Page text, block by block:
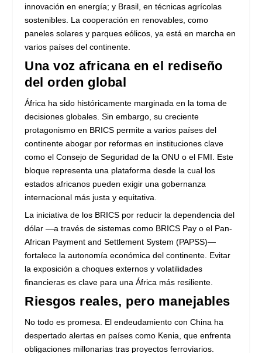
innovación en energía; y Brasil, en técnicas agrícolas
sostenibles. La cooperación en renovables, como
paneles solares y parques eólicos, ya está en marcha en
varios países del continente.
Una voz africana en el rediseño
del orden global
África ha sido históricamente marginada en la toma de
decisiones globales. Sin embargo, su creciente
protagonismo en BRICS permite a varios países del
continente abogar por reformas en instituciones clave
como el Consejo de Seguridad de la ONU o el FMI. Este
bloque representa una plataforma desde la cual los
estados africanos pueden exigir una gobernanza
internacional más justa y equitativa.
La iniciativa de los BRICS por reducir la dependencia del
dólar —a través de sistemas como BRICS Pay o el Pan-
African Payment and Settlement System (PAPSS)—
fortalece la autonomía económica del continente. Evitar
la exposición a choques externos y volatilidades
financieras es clave para una África más resiliente.
Riesgos reales, pero manejables
No todo es promesa. El endeudamiento con China ha
despertado alertas en países como Kenia, que enfrenta
obligaciones millonarias tras proyectos ferroviarios.